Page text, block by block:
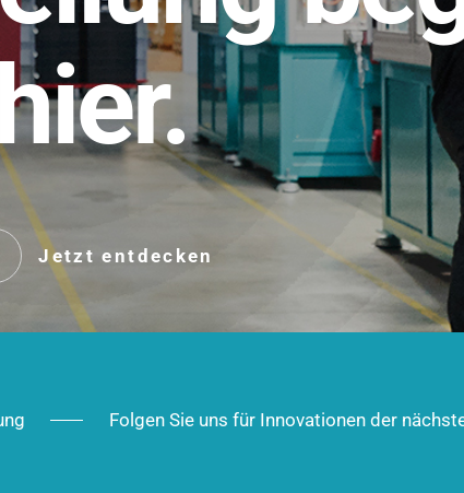
Jetzt entdecken
Das innovative Stecksystem für
robust, IP-geschützt und zukunftsfähig.
Jetzt entdecken
Folgen Sie uns für Innovationen der